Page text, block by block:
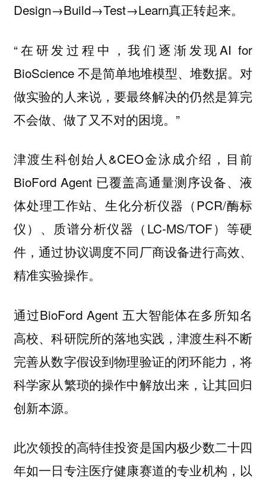
Design→Build→Test→Learn真正转起来。
“在研发过程中，我们逐渐发现AI for
BioScience 不是简单地堆模型、堆数据。对
做实验的人来说，要最终解决的仍然是算完
不会做、做了又不对的困境。”
津渡生科创始人&CEO金泳成介绍，目前
BioFord Agent 已覆盖高通量测序设备、液
体处理工作站、生化分析仪器（PCR/酶标
仪）、质谱分析仪器（LC-MS/TOF）等硬
件，通过协议调度不同厂商设备进行高效、
精准实验操作。
通过BioFord Agent 五大智能体在多所知名
高校、科研院所的落地实践，津渡生科不断
完善从数字假设到物理验证的闭环能力，将
科学家从繁琐的操作中解放出来，让其回归
创新本源。
此次领投的高特佳投资是国内极少数二十四
年如一日专注医疗健康赛道的专业机构，以